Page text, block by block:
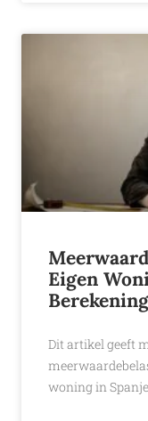
Eigen
Dit artikel geeft
woning in